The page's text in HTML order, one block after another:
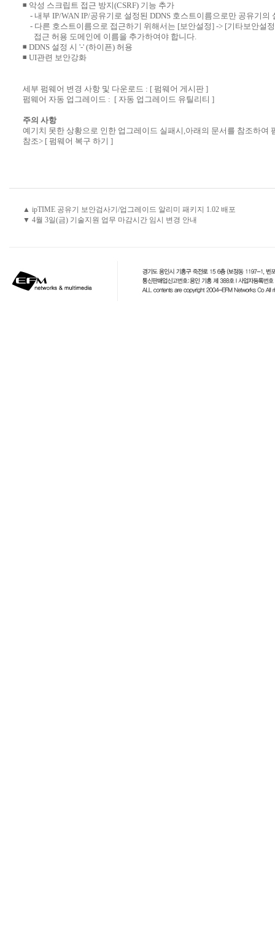
◾ 악성 스크립트 접근 방지(CSRF) 기능 추가
- 내부 IP/WAN IP/공유기로 설정된 DDNS 호스트이름으로만 공유기의
- 다른 호스트이름으로 접근하기 위해서는 [보안설정] -> [기타보안설
접근 허용 도메인에 이름을 추가하여야 합니다.
◾ DDNS 설정 시 '-' (하이픈) 허용
◾ UI관련 보안강화
세부 펌웨어 변경 사항 및 다운로드 : [ 펌웨어 게시판 ]
펌웨어 자동 업그레이드 : [ 자동 업그레이드 유틸리티 ]
주의 사항
예기치 못한 상황으로 인한 업그레이드 실패시,아래의 문서를 참조하여
참조> [ 펌웨어 복구 하기 ]
▲ ipTIME 공유기 보안검사기/업그레이드 알리미 패키지 1.02 배포
▼ 4월 3일(금) 기술지원 업무 마감시간 임시 변경 안내